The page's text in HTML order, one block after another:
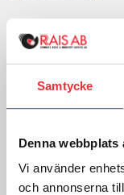
Samtycke
Denna webbplats
Vi använder
och annonserna
3-Vägsförd.
6 123SEK
Frakt tillkommer efter
Lägg i